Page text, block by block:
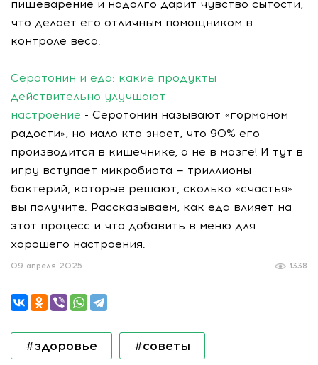
пищеварение и надолго дарит чувство сытости,
что делает его отличным помощником в
контроле веса.
Серотонин и еда: какие продукты
действительно улучшают
настроение - Серотонин называют «гормоном
радости», но мало кто знает, что 90% его
производится в кишечнике, а не в мозге! И тут в
игру вступает микробиота — триллионы
бактерий, которые решают, сколько «счастья»
вы получите. Рассказываем, как еда влияет на
этот процесс и что добавить в меню для
хорошего настроения.
1338
09 апреля 2025
#здоровье #советы